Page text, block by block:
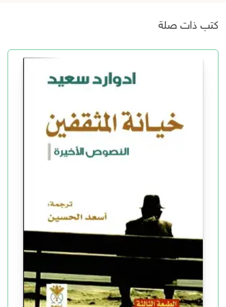
كتب ذات صلة